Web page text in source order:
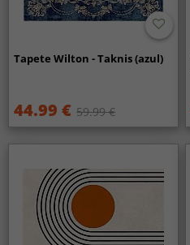
Tapete Wilton - Taknis (azul)
44.99 € 59.99 €